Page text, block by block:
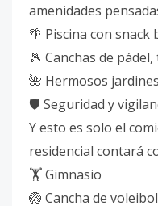
amenidades
🌴 Piscina con
🎾 Canchas de
🌺 Hermosos jardines
🛡️ Seguridad y
Y esto es solo el
residencial contará
🏋️ Gimnasio
🏐 Cancha de